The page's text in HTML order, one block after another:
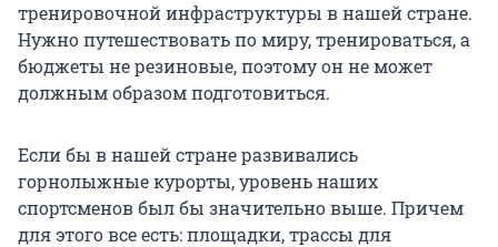
тренировочной инфраструктуры в нашей стране.
Нужно путешествовать по миру, тренироваться, а
бюджеты не резиновые, поэтому он не может
должным образом подготовиться.
Если бы в нашей стране развивались
горнолыжные курорты, уровень наших
спортсменов был бы значительно выше. Причем
для этого все есть: площадки, трассы для